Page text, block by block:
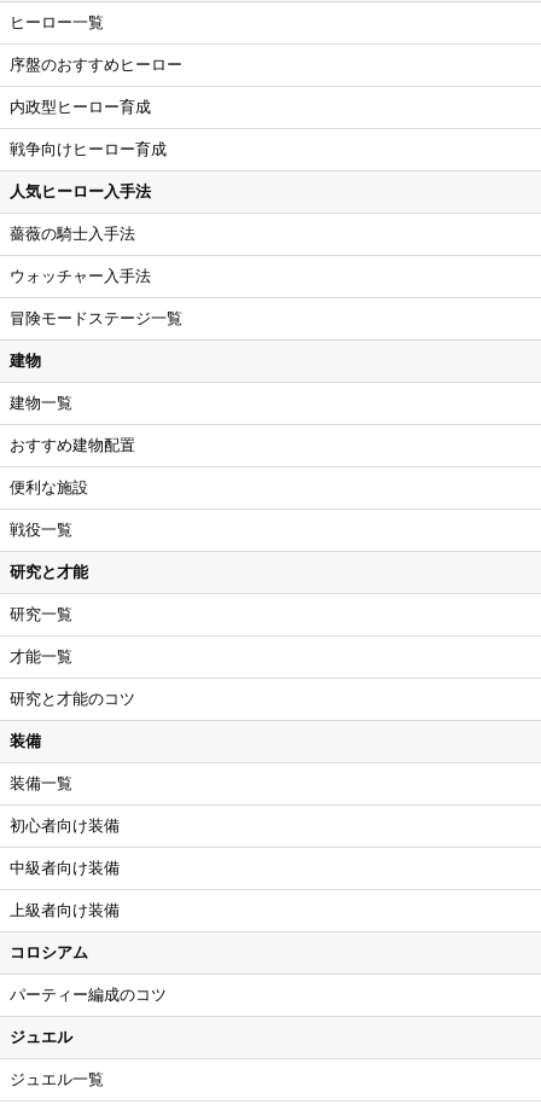
ヒーロー一覧
序盤のおすすめヒーロー
内政型ヒーロー育成
戦争向けヒーロー育成
人気ヒーロー入手法
薔薇の騎士入手法
ウォッチャー入手法
冒険モードステージ一覧
建物
建物一覧
おすすめ建物配置
便利な施設
戦役一覧
研究と才能
研究一覧
才能一覧
研究と才能のコツ
装備
装備一覧
初心者向け装備
中級者向け装備
上級者向け装備
コロシアム
パーティー編成のコツ
ジュエル
ジュエル一覧